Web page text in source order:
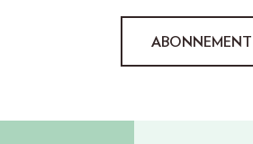
ABONNEMENT